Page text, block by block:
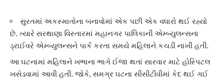
સુરતમાં અકસ્માતોના બનાવોમાં એક પછી એક વધારો થઈ રહ્યો
છે. ત્યારે સરથાણા વિસ્તારમાં મહાનગર પાલિકાની એમ્બ્યુલન્સના
ડ્રાઈવરે એમ્બ્યુલન્સને પાર્ક કરતા સમયે મહિલાને કચડી નાખી હતી.
આ ઘટનામાં મહિલાને ખભાના ભાગે ઈજા થતાં સારવાર માટે હોસ્પિટલ
ખસેડવામાં આવી હતી. જોકે, સમગ્ર ઘટના સીસીટીવીમાં કેદ થઈ ગઈ